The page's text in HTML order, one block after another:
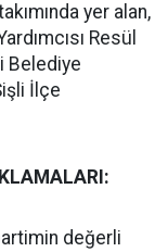
yer alan,
Resül
Belediye
İlçe
değerli